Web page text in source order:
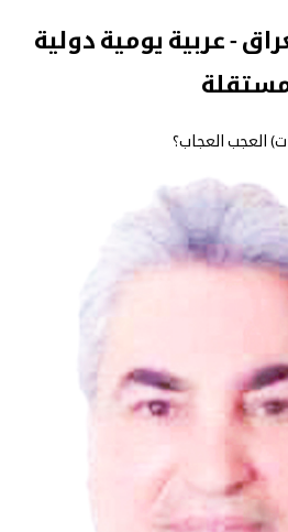
- عربية يومية دولية
العجب العجاب؟